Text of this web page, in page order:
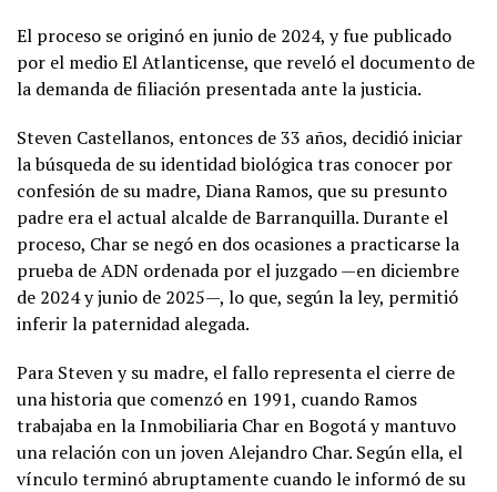
El proceso se originó en junio de 2024, y fue publicado
por el medio El Atlanticense, que reveló el documento de
la demanda de filiación presentada ante la justicia.
Steven Castellanos, entonces de 33 años, decidió iniciar
la búsqueda de su identidad biológica tras conocer por
confesión de su madre, Diana Ramos, que su presunto
padre era el actual alcalde de Barranquilla. Durante el
proceso, Char se negó en dos ocasiones a practicarse la
prueba de ADN ordenada por el juzgado —en diciembre
de 2024 y junio de 2025—, lo que, según la ley, permitió
inferir la paternidad alegada.
Para Steven y su madre, el fallo representa el cierre de
una historia que comenzó en 1991, cuando Ramos
trabajaba en la Inmobiliaria Char en Bogotá y mantuvo
una relación con un joven Alejandro Char. Según ella, el
vínculo terminó abruptamente cuando le informó de su